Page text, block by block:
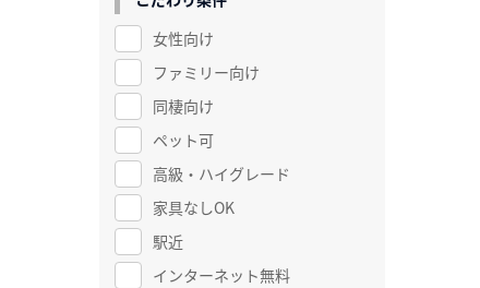
女性向け
ファミリー向け
同棲向け
ペット可
高級・ハイグレード
家具なしOK
駅近
インターネット無料